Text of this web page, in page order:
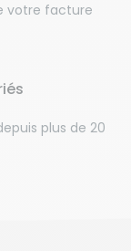
votre facture
plus de 20